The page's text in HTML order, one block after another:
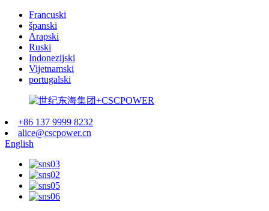
Francuski
španski
Arapski
Ruski
Indonezijski
Vijetnamski
portugalski
+86 137 9999 8232
alice@cscpower.cn
English